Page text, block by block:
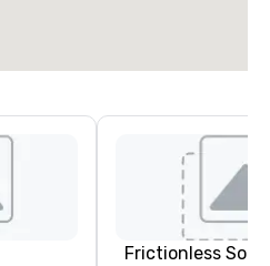
Frictionless